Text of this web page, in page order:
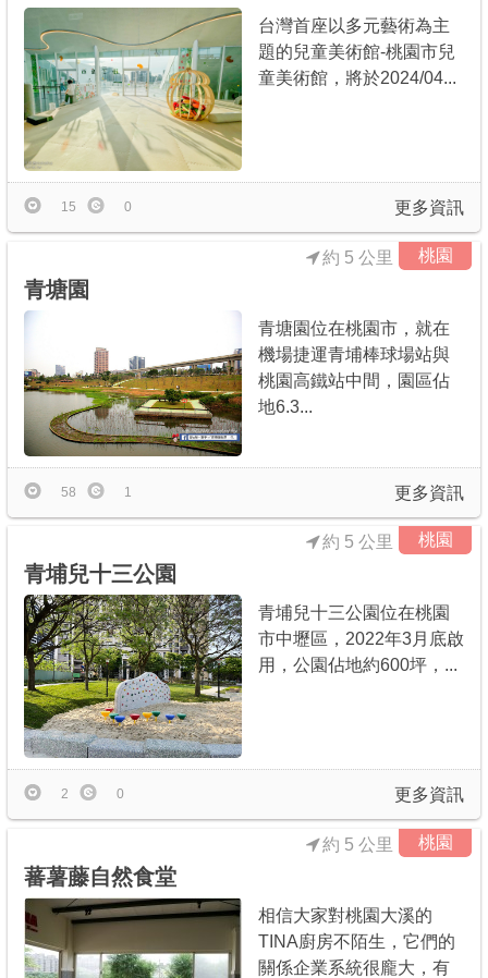
台灣首座以多元藝術為主
題的兒童美術館-桃園市兒
童美術館，將於2024/04...
更多資訊
15 0
桃園
青塘園
約 5 公里
青塘園位在桃園市，就在
機場捷運青埔棒球場站與
桃園高鐵站中間，園區佔
地6.3...
更多資訊
58 1
桃園
青埔兒十三公園
約 5 公里
青埔兒十三公園位在桃園
市中壢區，2022年3月底啟
用，公園佔地約600坪，...
更多資訊
2 0
桃園
蕃薯藤自然食堂
約 5 公里
相信大家對桃園大溪的
TINA廚房不陌生，它們的
關係企業系統很龐大，有